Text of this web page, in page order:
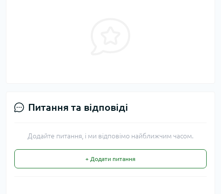
Питання та відповіді
Додайте питання, і ми відповімо найближчим часом.
+ Додати питання